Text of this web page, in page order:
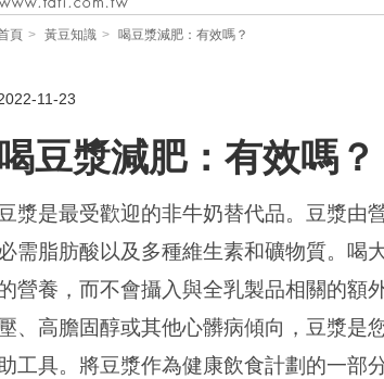
頁 黃豆知識 喝豆漿減肥：有效嗎？
11-23
豆漿減肥：有效嗎？
漿是最受歡迎的非牛奶替代品。豆漿由
需脂肪酸以及多種維生素和礦物質。喝
營養，而不會攝入與全乳製品相關的額
、高膽固醇或其他心髒病傾向，豆漿是
工具。將豆漿作為健康飲食計劃的一部